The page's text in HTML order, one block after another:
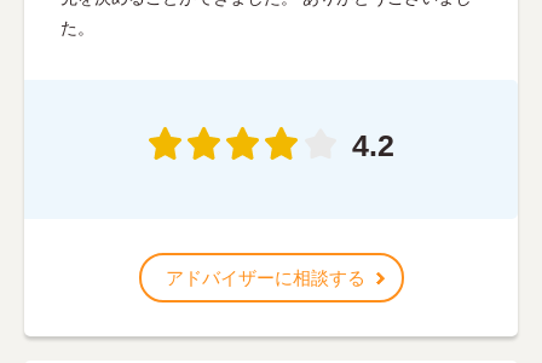
た。
4.2
アドバイザーに相談する